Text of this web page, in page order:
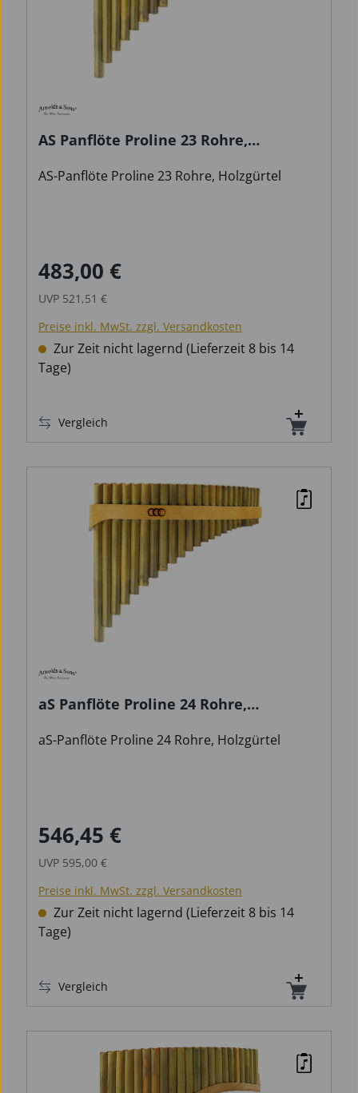
AS Panflöte Proline 23 Rohre,
AS-Panflöte Proline 23 Rohre, Holzgürtel
Verkaufspreis:
483,00 €
UVP 521,51 €
Preise inkl. MwSt. zzgl. Versandkosten
Zur Zeit nicht lagernd (Lieferzeit 8 bis 14
Tage)
Vergleich
aS Panflöte Proline 24 Rohre,
aS-Panflöte Proline 24 Rohre, Holzgürtel
Verkaufspreis:
546,45 €
UVP 595,00 €
Preise inkl. MwSt. zzgl. Versandkosten
Zur Zeit nicht lagernd (Lieferzeit 8 bis 14
Tage)
Vergleich